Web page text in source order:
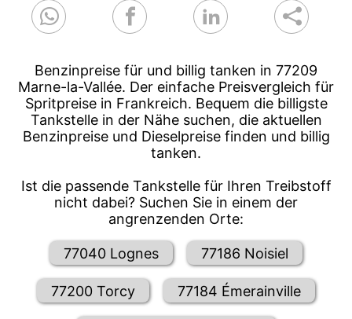
Benzinpreise für und billig tanken in 77209
Marne-la-Vallée. Der einfache Preisvergleich für
Spritpreise in Frankreich. Bequem die billigste
Tankstelle in der Nähe suchen, die aktuellen
Benzinpreise und Dieselpreise finden und billig
tanken.
Ist die passende Tankstelle für Ihren Treibstoff
nicht dabei? Suchen Sie in einem der
angrenzenden Orte:
77040 Lognes 77186 Noisiel
77200 Torcy 77184 Émerainville